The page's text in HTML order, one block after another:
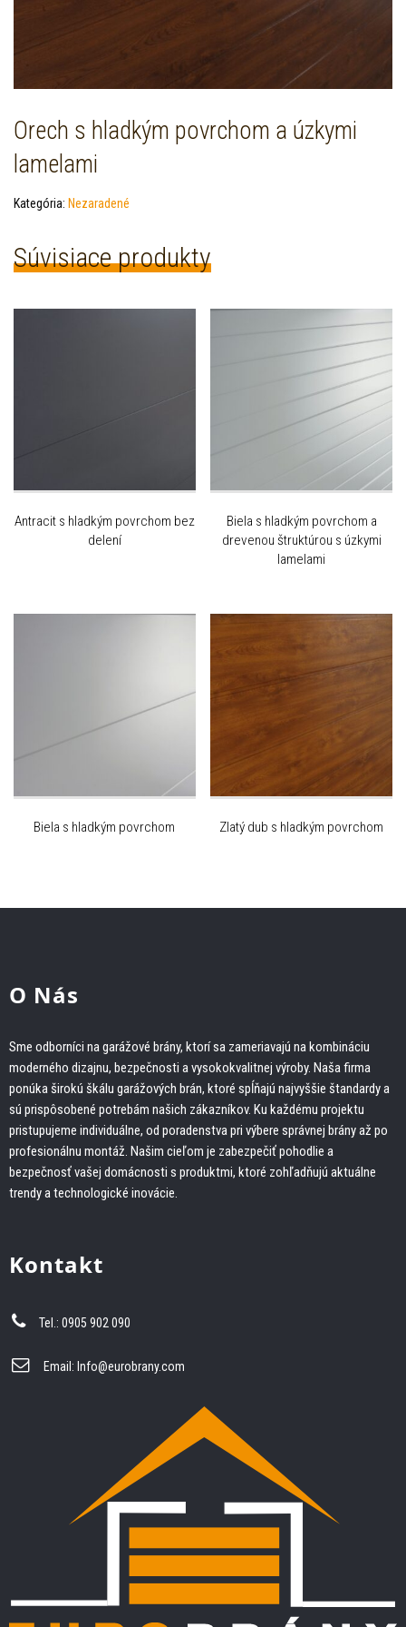
Orech s hladkým povrchom a úzkymi
lamelami
Kategória: Nezaradené
Súvisiace produkty
Antracit s hladkým povrchom bez
delení
Biela s hladkým povrchom a
drevenou štruktúrou s úzkymi
lamelami
Biela s hladkým povrchom Zlatý dub s hladkým povrchom
O Nás
Sme odborníci na garážové brány, ktorí sa zameriavajú na kombináciu
moderného dizajnu, bezpečnosti a vysokokvalitnej výroby. Naša firma
ponúka širokú škálu garážových brán, ktoré spĺňajú najvyššie štandardy a
sú prispôsobené potrebám našich zákazníkov. Ku každému projektu
pristupujeme individuálne, od poradenstva pri výbere správnej brány až po
profesionálnu montáž. Našim cieľom je zabezpečiť pohodlie a
bezpečnosť vašej domácnosti s produktmi, ktoré zohľadňujú aktuálne
trendy a technologické inovácie.
Kontakt
Tel.: 0905 902 090
Email: Info@eurobrany.com